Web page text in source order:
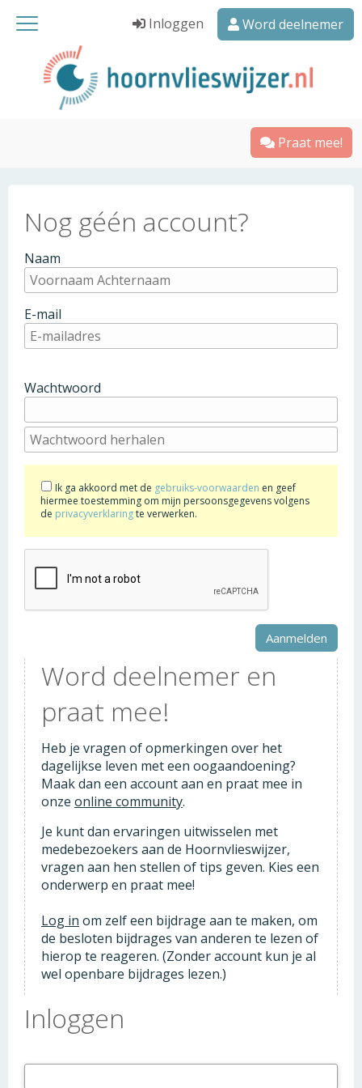
Inloggen Word deelnemer
Praat mee!
Nog géén account?
Naam
E-mail
Wachtwoord
Ik ga akkoord met de gebruiks-voorwaarden en geef
hiermee toestemming om mijn persoonsgegevens volgens
de privacyverklaringte verwerken.
Word deelnemer en
praat mee!
Heb je vragen of opmerkingen over het
dagelijkse leven met een oogaandoening?
Maak dan een account aan en praat mee in
onze online community.
Je kunt dan ervaringen uitwisselen met
medebezoekers aan de Hoornvlieswijzer,
vragen aan hen stellen of tips geven. Kies een
onderwerp en praat mee!
Log in om zelf een bijdrage aan te maken, om
de besloten bijdrages van anderen te lezen of
hierop te reageren. (Zonder account kun je al
wel openbare bijdrages lezen.)
Inloggen